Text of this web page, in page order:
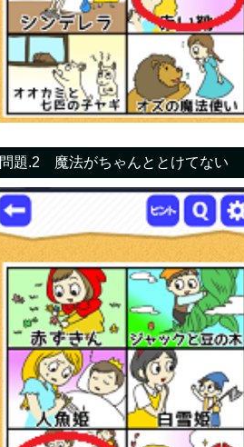
問題.2 魔法がちゃんととけてない